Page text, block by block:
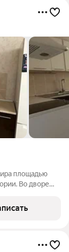
площадью
Во дворе